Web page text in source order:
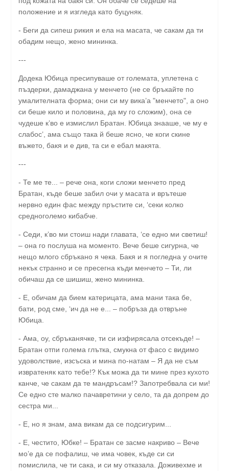
положение и я изгледа като буцуняк.
- Беги да сипеш рикия и ела на масата, че сакам да ти
обадим нещо, жено мининка.
---
Додека Юбица пресипуваше от големата, уплетена с
пъздерки, дамаджана у менчето (не се бръкайте по
умалителната форма; они си му вика’а "менчето", а оно
си беше кило и половина, да му го сложим), она се
чудеше к’во е измислил Братан. Юбица знааше, че му е
слабос’, ама също така й беше ясно, че коги скине
въжето, бакя и е див, та си е ебал макята.
---
- Те ме те... – рече она, коги сложи менчето пред
Братан, къде беше забил очи у масата и врътеше
нервно един фас между пръстите си, ‘секи колко
средноголемо кибабче.
- Седи, к’во ми стоиш нади главата, ‘се едно ми светиш!
– она го послуша на моменто. Вече беше сигурна, че
нещо млого сбръкано я чека. Бакя и я погледна у очите
некък странно и се пресегна къди менчето – Ти, ли
обичаш да се шишиш, жено мининка.
- Е, обичам да бием катерицата, ама мани така бе,
бати, род сме, ‘ич да не е... – побръза да отвръне
Юбица.
- Ама, оу, сбръканячке, ти си изфирясала отсекъде! –
Братан отпи голема глътка, смукна от фасо с видимо
удоволствие, изсъска и мина по-натам – Я да не съм
извратеняк като тебе!? Кък можа да ти мине през кухото
канче, че сакам да те мандръсам!? Запотребвала си ми!
Се едно сте малко пачавретини у село, та да допрем до
сестра ми...
- Е, но я знам, ама викам да се подсигурим...
- Е, честито, Юбке! – Братан се засме накриво – Вече
мо’е да се пофалиш, че има човек, къде си си
помислила, че ти сака, и си му отказала. Доживехме и